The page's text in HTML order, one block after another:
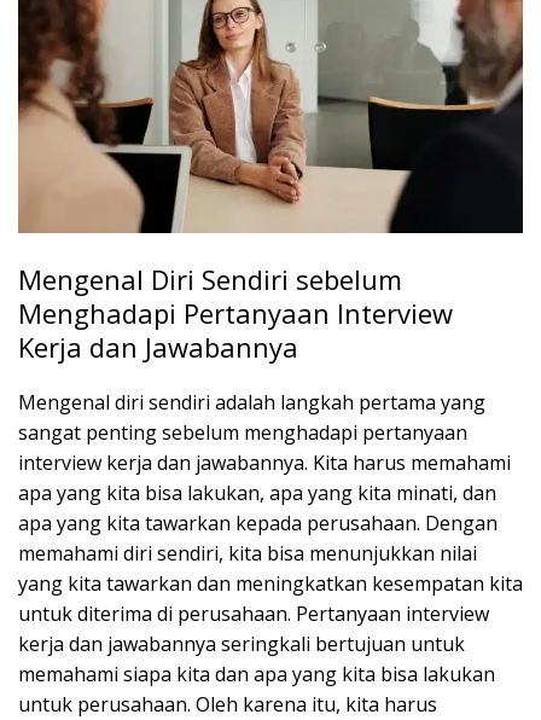
Mengenal Diri Sendiri sebelum
Menghadapi Pertanyaan Interview
Kerja dan Jawabannya
Mengenal diri sendiri adalah langkah pertama yang
sangat penting sebelum menghadapi pertanyaan
interview kerja dan jawabannya. Kita harus memahami
apa yang kita bisa lakukan, apa yang kita minati, dan
apa yang kita tawarkan kepada perusahaan. Dengan
memahami diri sendiri, kita bisa menunjukkan nilai
yang kita tawarkan dan meningkatkan kesempatan kita
untuk diterima di perusahaan. Pertanyaan interview
kerja dan jawabannya seringkali bertujuan untuk
memahami siapa kita dan apa yang kita bisa lakukan
untuk perusahaan. Oleh karena itu, kita harus